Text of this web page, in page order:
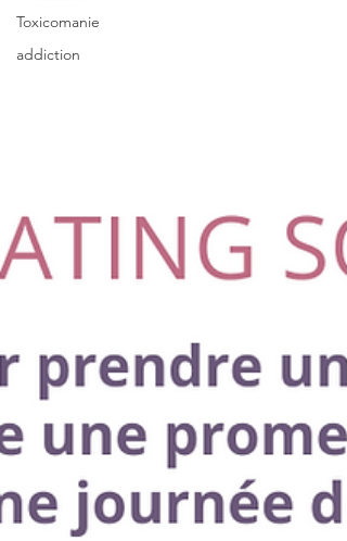
Toxicomanie
addiction